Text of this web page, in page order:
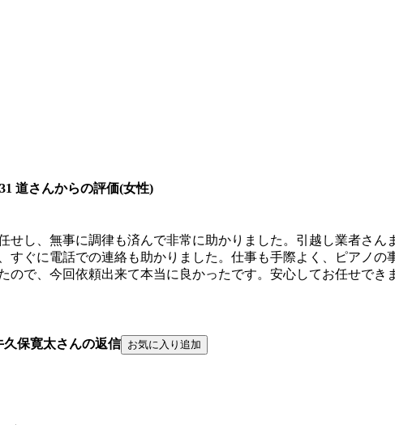
道さんからの評価(女性)
し、無事に調律も済んで非常に助かりました。引越し業者さん
ぐに電話での連絡も助かりました。仕事も手際よく、ピアノの
で、今回依頼出来て本当に良かったです。安心してお任せでき
保寛太さんの返信